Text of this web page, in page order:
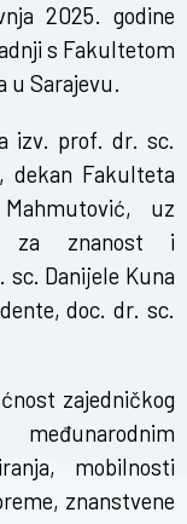
2025. godine
s Fakultetom
u Sarajevu.
izv. prof. dr. sc.
dekan Fakulteta
uz
za znanost i
Danijele Kuna
doc. dr. sc.
zajedničkog
mobilnosti
znanstvene